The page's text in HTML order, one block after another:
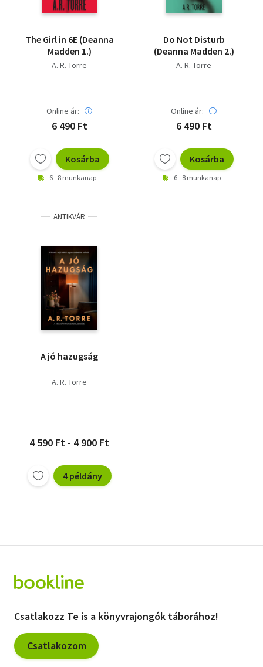
The ​Girl in 6E (Deanna
Madden 1.)
A. R. Torre
Online ár:
6 490 Ft
Kosárba
6 - 8 munkanap
Do ​Not Disturb
(Deanna Madden 2.)
A. R. Torre
Online ár:
6 490 Ft
Kosárba
6 - 8 munkanap
ANTIKVÁR
A jó hazugság
A. R. Torre
4 590 Ft - 4 900 Ft
4 példány
Csatlakozz Te is a könyvrajongók táborához!
Csatlakozom